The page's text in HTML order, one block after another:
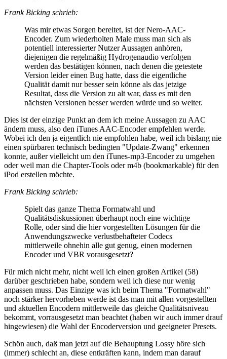
Frank Bicking schrieb:
Was mir etwas Sorgen bereitet, ist der Nero-AAC-
Encoder. Zum wiederholten Male muss man sich als
potentiell interessierter Nutzer Aussagen anhören,
diejenigen die regelmäßig Hydrogenaudio verfolgen
werden das bestätigen können, nach denen die getestete
Version leider einen Bug hatte, dass die eigentliche
Qualität damit nur besser sein könne als das jetzige
Resultat, dass die Version zu alt war, dass es mit den
nächsten Versionen besser werden würde und so weiter.
Dies ist der einzige Punkt an dem ich meine Aussagen zu AAC
ändern muss, also den iTunes AAC-Encoder empfehlen werde.
Wobei ich den ja eigentlich nie empfohlen habe, weil ich bislang nie
einen spürbaren technisch bedingten "Update-Zwang" erkennen
konnte, außer vielleicht um den iTunes-mp3-Encoder zu umgehen
oder weil man die Chapter-Tools oder m4b (bookmarkable) für den
iPod erstellen möchte.
Frank Bicking schrieb:
Spielt das ganze Thema Formatwahl und
Qualitätsdiskussionen überhaupt noch eine wichtige
Rolle, oder sind die hier vorgestellten Lösungen für die
Anwendungszwecke verlustbehafteter Codecs
mittlerweile ohnehin alle gut genug, einen modernen
Encoder und VBR vorausgesetzt?
Für mich nicht mehr, nicht weil ich einen großen Artikel (58)
darüber geschrieben habe, sondern weil ich diese nur wenig
anpassen muss. Das Einzige was ich beim Thema "Formatwahl"
noch stärker hervorheben werde ist das man mit allen vorgestellten
und aktuellen Encodern mittlerweile das gleiche Qualitätsniveau
bekommt, vorrausgesetzt man beachtet (haben wir auch immer drauf
hingewiesen) die Wahl der Encoderversion und geeigneter Presets.
Schön auch, daß man jetzt auf die Behauptung Lossy höre sich
(immer) schlecht an, diese entkräften kann, indem man darauf